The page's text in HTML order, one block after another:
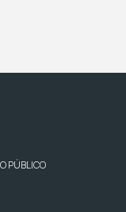
PÚBLICO